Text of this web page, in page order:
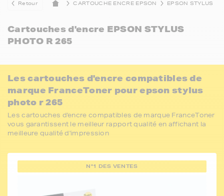
Retour CARTOUCHE ENCRE EPSON EPSON STYLUS
Cartouches d'encre EPSON STYLUS
PHOTO R 265
Les cartouches d'encre compatibles de
marque FranceToner pour epson stylus
photo r 265
Les cartouches d'encre compatibles de marque FranceToner
vous garantissent le meilleur rapport qualité en affichant la
meilleure qualité d'impression
N°1 DES VENTES